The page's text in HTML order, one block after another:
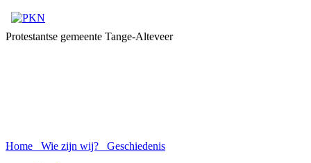
Protestantse gemeente Tange-Alteveer
Home Wie zijn wij?
Geschiedenis